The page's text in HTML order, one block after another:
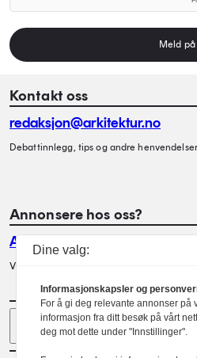
Meld på
Kontakt oss
redaksjon@arkitektur.no
Debattinnlegg, tips og andre
Annonsere hos oss?
Annonser
Vil du annonsere i Arkitektur? Les mer her.
Sider
Dine valg:
Informasjonskapsler og
For å gi deg relevante annonser på
informasjon fra ditt besøk på vårt
deg mot dette under "Innstillinger".